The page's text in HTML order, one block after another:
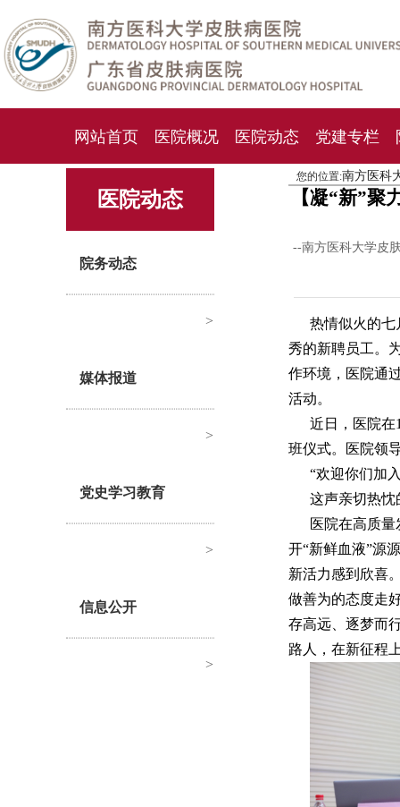
网站首页 医院概况 医院动态 党建专栏
化妆品检测中心 就诊指南 人才
医院动态
院务动态
>
媒体报道
>
党史学习教育
>
信息公开
>
您的位置:南方医科
【凝“新”
--南方医科大学皮
热情似火的七
秀的新聘员工。
作环境，医院通
活动。
近日，医院在
班仪式。医院领
“欢迎你们加
这声亲切热
医院在高质
开“新鲜血液”源
新活力感到欣喜
做善为的态度走
存高远、逐梦而
路人，在新征程